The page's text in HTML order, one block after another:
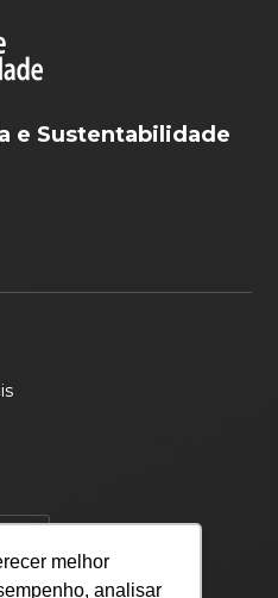
melhor
analisar
e Sustentabilidade